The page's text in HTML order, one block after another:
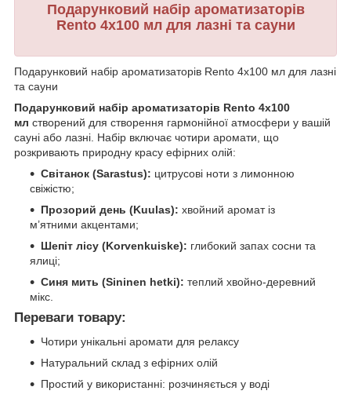
Подарунковий набір ароматизаторів
Rento 4х100 мл для лазні та сауни
Подарунковий набір ароматизаторів Rento 4х100 мл для лазні
та сауни
Подарунковий набір ароматизаторів Rento 4х100
мл створений для створення гармонійної атмосфери у вашій
сауні або лазні. Набір включає чотири аромати, що
розкривають природну красу ефірних олій:
Світанок (Sarastus): цитрусові ноти з лимонною
свіжістю;
Прозорий день (Kuulas): хвойний аромат із
м’ятними акцентами;
Шепіт лісу (Korvenkuiske): глибокий запах сосни та
ялиці;
Синя мить (Sininen hetki): теплий хвойно-деревний
мікс.
Переваги товару:
Чотири унікальні аромати для релаксу
Натуральний склад з ефірних олій
Простий у використанні: розчиняється у воді